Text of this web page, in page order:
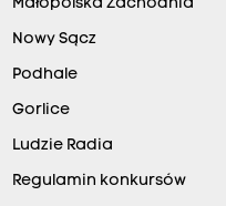
Małopolska Zachodnia
Nowy Sącz
Podhale
Gorlice
Ludzie Radia
Regulamin konkursów